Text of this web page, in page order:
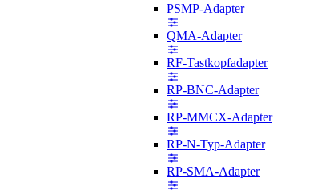
PSMP-Adapter
QMA-Adapter
RF-Tastkopfadapter
RP-BNC-Adapter
RP-MMCX-Adapter
RP-N-Typ-Adapter
RP-SMA-Adapter